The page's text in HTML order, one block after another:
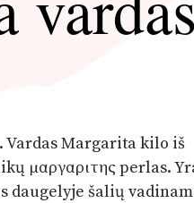
Vardas Margarita kilo iš
μαργαριτης perlas.
daugelyje šalių